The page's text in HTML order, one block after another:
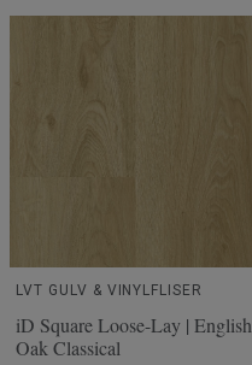
LVT GULV & VINYLFLISER
iD Square Loose-Lay | English
Oak Classical